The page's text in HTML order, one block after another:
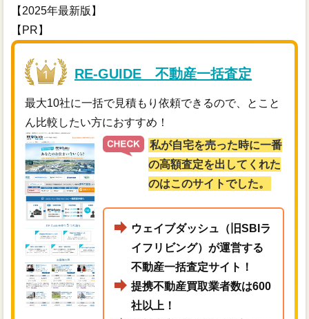
【2025年最新版】
【PR】
RE-GUIDE 不動産一括査定
最大10社に一括で見積もり依頼できるので、とこと
ん比較したい方におすすめ！
私が自宅を売った時に一番
の高額査定を出してくれた
のはこのサイトでした。
ウェイブダッシュ（旧SBIラ
イフリビング）が運営する
不動産一括査定サイト！
提携不動産買取業者数は600
社以上！